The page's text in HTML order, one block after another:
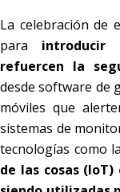
La celebración de
para introducir
refuercen la
desde software de
móviles que
sistemas de
tecnologías como
de las cosas